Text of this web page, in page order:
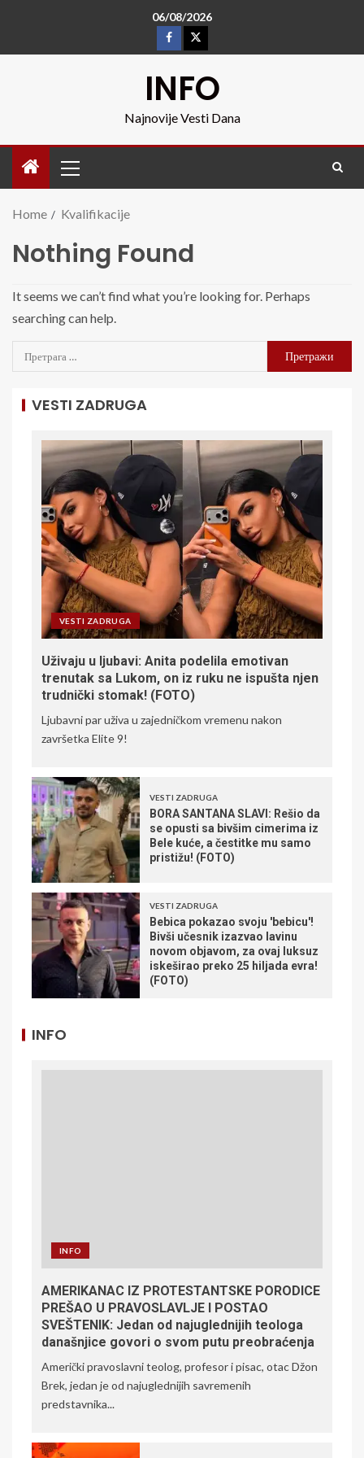
06/08/2026
INFO
Najnovije Vesti Dana
Home Kvalifikacije
Nothing Found
It seems we can’t find what you’re looking for. Perhaps
searching can help.
VESTI ZADRUGA
VESTI ZADRUGA
Uživaju u ljubavi: Anita podelila emotivan
trenutak sa Lukom, on iz ruku ne ispušta njen
trudnički stomak! (FOTO)
Ljubavni par uživa u zajedničkom vremenu nakon
završetka Elite 9!
VESTI ZADRUGA
BORA SANTANA SLAVI: Rešio da
se opusti sa bivšim cimerima iz
Bele kuće, a čestitke mu samo
pristižu! (FOTO)
VESTI ZADRUGA
Bebica pokazao svoju 'bebicu'!
Bivši učesnik izazvao lavinu
novom objavom, za ovaj luksuz
iskeširao preko 25 hiljada evra!
(FOTO)
INFO
INFO
AMERIKANAC IZ PROTESTANTSKE PORODICE
PREŠAO U PRAVOSLAVLJE I POSTAO
SVEŠTENIK: Jedan od najuglednijih teologa
današnjice govori o svom putu preobraćenja
Američki pravoslavni teolog, profesor i pisac, otac Džon
Brek, jedan je od najuglednijih savremenih
predstavnika...